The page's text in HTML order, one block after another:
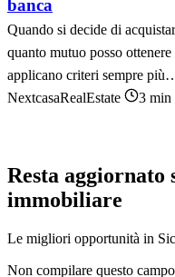
banca
Quando si decide di
quanto mutuo posso
applicano criteri sempre
NextcasaRealEstate
3 min
Resta aggiornato
immobiliare
Le migliori opportunità in
Non compilare questo campo